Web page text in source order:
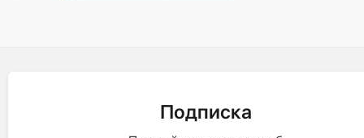
Подписка